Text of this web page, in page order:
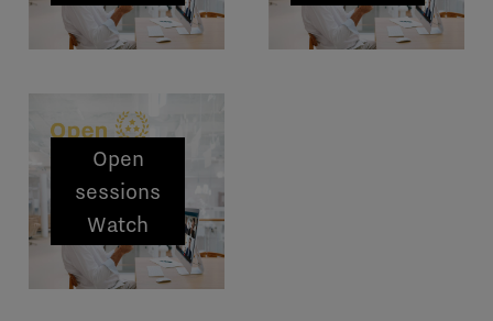
Essentials
Specialist
Open
sessions
Watch
Expert